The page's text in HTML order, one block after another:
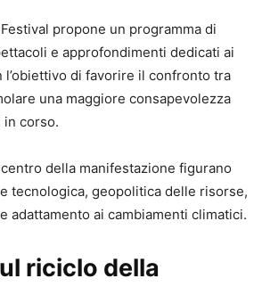
propone un programma di
e approfondimenti dedicati ai
l’obiettivo di favorire il confronto tra
una maggiore consapevolezza
in corso.
della manifestazione figurano
tecnologica, geopolitica delle risorse,
adattamento ai cambiamenti climatici.
riciclo della